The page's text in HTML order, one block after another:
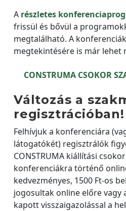
A részletes
frissül és bővül a
megtalálható. A
megtekintésére is már lehet
CONSTRUMA CSOKOR
Változás a
regisztrációban!
Felhívjuk a konferenciára
látogatókét) regisztrálók
CONSTRUMA kiállítási
konferenciákra történő
kedvezményes, 1500 Ft-os
jogosultak online előre vagy
kapott visszaigazolással a